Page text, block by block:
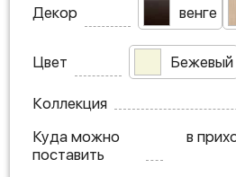
Декор венге
Цвет Бежевый
Коллекция
Куда можно
поставить
в